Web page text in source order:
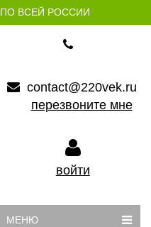
ВСЕЙ РОССИИ
contact@220vek.ru
перезвоните мне
войти
МЕНЮ